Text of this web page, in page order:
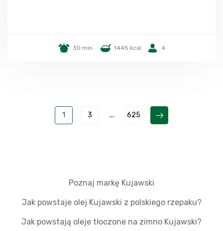
30 min. 1445 kcal 4
1 3 ... 625
Poznaj markę Kujawski
Jak powstaje olej Kujawski z polskiego rzepaku?
Jak powstają oleje tłoczone na zimno Kujawski?